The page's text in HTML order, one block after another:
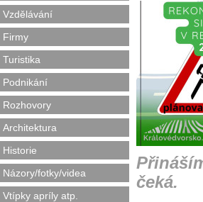
Vzdělávání
Firmy
Turistika
Podnikání
Rozhovory
Architektura
Historie
Názory/fotky/videa
Vtípky apríly atp.
čeká.